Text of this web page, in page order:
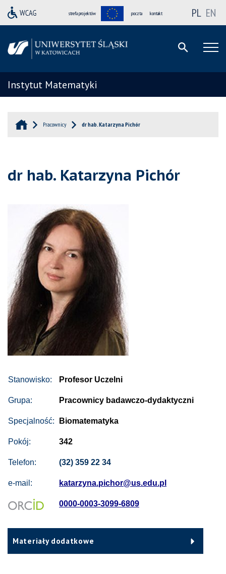
strefa projektów poczta kontakt PL EN
Instytut Matematyki
Pracownicy dr hab. Katarzyna Pichór
dr hab. Katarzyna Pichór
Stanowisko:
Grupa:
Specjalność:
Pokój:
Telefon:
e-mail:
Profesor Uczelni
Pracownicy badawczo-dydaktyczni
Biomatematyka
342
(32) 359 22 34
katarzyna.pichor@us.edu.pl
0000-0003-3099-6809
Materiały dodatkowe